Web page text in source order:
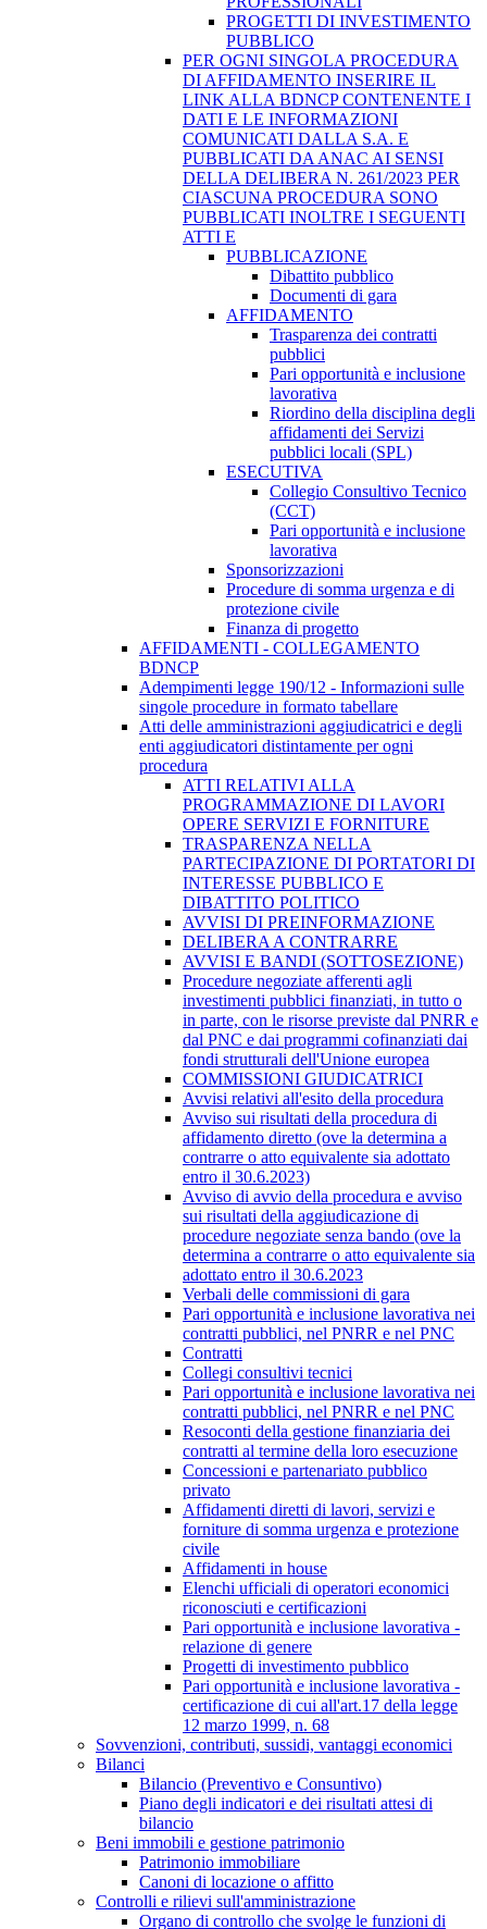
PROGETTI DI INVESTIMENTO
PUBBLICO
PER OGNI SINGOLA PROCEDURA
DI AFFIDAMENTO INSERIRE IL
LINK ALLA BDNCP CONTENENTE I
DATI E LE INFORMAZIONI
COMUNICATI DALLA S.A. E
PUBBLICATI DA ANAC AI SENSI
DELLA DELIBERA N. 261/2023 PER
CIASCUNA PROCEDURA SONO
PUBBLICATI INOLTRE I SEGUENTI
ATTI E
PUBBLICAZIONE
Dibattito pubblico
Documenti di gara
AFFIDAMENTO
Trasparenza dei contratti
pubblici
Pari opportunità e inclusione
lavorativa
Riordino della disciplina degli
affidamenti dei Servizi
pubblici locali (SPL)
ESECUTIVA
Collegio Consultivo Tecnico
(CCT)
Pari opportunità e inclusione
lavorativa
Sponsorizzazioni
Procedure di somma urgenza e di
protezione civile
Finanza di progetto
AFFIDAMENTI - COLLEGAMENTO
BDNCP
Adempimenti legge 190/12 - Informazioni sulle
singole procedure in formato tabellare
Atti delle amministrazioni aggiudicatrici e degli
enti aggiudicatori distintamente per ogni
procedura
ATTI RELATIVI ALLA
PROGRAMMAZIONE DI LAVORI
OPERE SERVIZI E FORNITURE
TRASPARENZA NELLA
PARTECIPAZIONE DI PORTATORI DI
INTERESSE PUBBLICO E
DIBATTITO POLITICO
AVVISI DI PREINFORMAZIONE
DELIBERA A CONTRARRE
AVVISI E BANDI (SOTTOSEZIONE)
Procedure negoziate afferenti agli
investimenti pubblici finanziati, in tutto o
in parte, con le risorse previste dal PNRR e
dal PNC e dai programmi cofinanziati dai
fondi strutturali dell'Unione europea
COMMISSIONI GIUDICATRICI
Avvisi relativi all'esito della procedura
Avviso sui risultati della procedura di
affidamento diretto (ove la determina a
contrarre o atto equivalente sia adottato
entro il 30.6.2023)
Avviso di avvio della procedura e avviso
sui risultati della aggiudicazione di
procedure negoziate senza bando (ove la
determina a contrarre o atto equivalente sia
adottato entro il 30.6.2023
Verbali delle commissioni di gara
Pari opportunità e inclusione lavorativa nei
contratti pubblici, nel PNRR e nel PNC
Contratti
Collegi consultivi tecnici
Pari opportunità e inclusione lavorativa nei
contratti pubblici, nel PNRR e nel PNC
Resoconti della gestione finanziaria dei
contratti al termine della loro esecuzione
Concessioni e partenariato pubblico
privato
Affidamenti diretti di lavori, servizi e
forniture di somma urgenza e protezione
civile
Affidamenti in house
Elenchi ufficiali di operatori economici
riconosciuti e certificazioni
Pari opportunità e inclusione lavorativa -
relazione di genere
Progetti di investimento pubblico
Pari opportunità e inclusione lavorativa -
certificazione di cui all'art.17 della legge
12 marzo 1999, n. 68
Sovvenzioni, contributi, sussidi, vantaggi economici
Bilanci
Bilancio (Preventivo e Consuntivo)
Piano degli indicatori e dei risultati attesi di
bilancio
Beni immobili e gestione patrimonio
Patrimonio immobiliare
Canoni di locazione o affitto
Controlli e rilievi sull'amministrazione
Organo di controllo che svolge le funzioni di